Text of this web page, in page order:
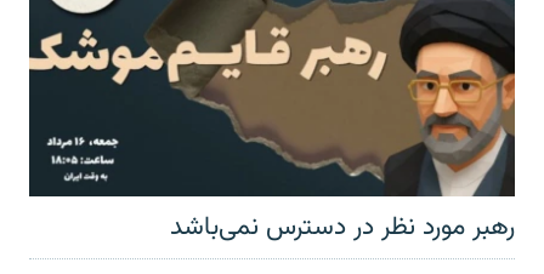
رهبر مورد نظر در دسترس نمی‌باشد